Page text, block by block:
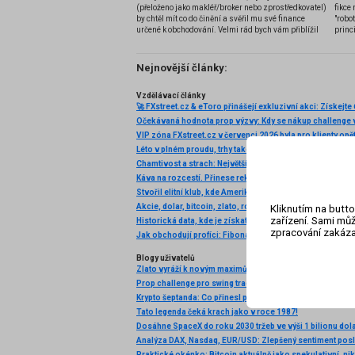
(přeloženo jako makléř/broker nebo zprostředkovatel)
by chtěl mít co do činění a svěřil mu své finance
určené k obchodování. Velmi rád bych vám přiblížil
několik příkladů nejznámějších z nich.
fikce
Nejnovější články:
Vzdělávací články
Očekávaná hodnota prop výzvy: Kdy se nákup challenge
VIP zóna FXstreet.cz v červenci 2026 byla pro klienty
Káva na rozcestí. Přinese rekordní úroda další pokles
Akcie, dolar, bitcoin, zlato, ropa: Začíná to!
Blogy uživatelů
Prop challenge pro swing tradery? Fintokei mění pravidla
Tato legenda čeká krach jako v roce 1987!
Dosáhne SpaceX do roku 2030 tržeb ve výši 1 bilionu
Kliknutím na
zařízení. Sami
zpracování